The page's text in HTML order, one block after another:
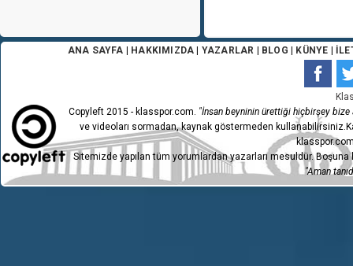
ANA SAYFA HAKKIMIZDA YAZARLAR BLOG KÜNYE
Copyleft 2015 - klasspor.com. "İnsan beyninin ürettiği hiçbirşey bize
ve videoları sormadan, kaynak göstermeden
Sitemizde yapılan tüm yorumlardan yazarları mesuldür.
"Aman